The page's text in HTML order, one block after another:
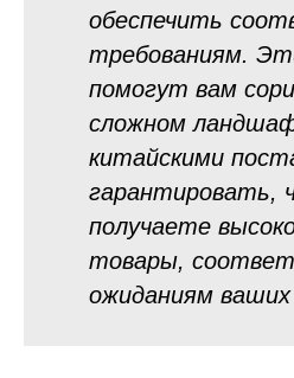
обеспечить
требованиям.
помогут вам
сложном
китайскими
гарантировать,
получаете
товары,
ожиданиям ваших